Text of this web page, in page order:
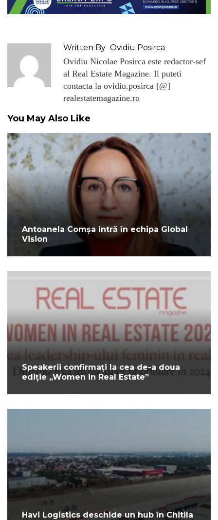
Written By Ovidiu Posirca
Ovidiu Nicolae Posirca este redactor-sef
al Real Estate Magazine. Il puteti
contacta la ovidiu.posirca [@]
realestatemagazine.ro
You May Also Like
Antoanela Comșa intră în echipa Global
Vision
Speakerii confirmați la cea de-a doua
ediție „Women in Real Estate”
Havi Logistics deschide un hub în Chitila